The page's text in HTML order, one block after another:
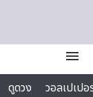
menu
ดูดวง
วอลเปเป